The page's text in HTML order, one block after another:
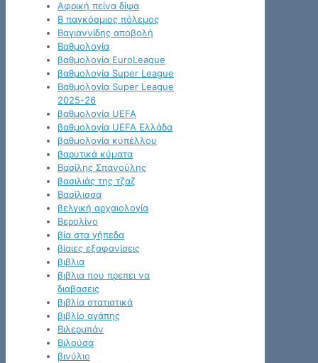
Αφρική πείνα δίψα
Β παγκόσμιος πόλεμος
Βαγιαννίδης αποβολή
Βαθμολογία
βαθμολογία EuroLeague
βαθμολογία Super League
Βαθμολογία Super League
2025-26
βαθμολογία UEFA
βαθμολογία UEFA Ελλάδα
βαθμολογία κυπέλλου
βαρυτικά κύματα
Βασίλης Σπανούλης
βασιλιάς της τζαζ
Βασίλισσα
βελγική αρχαιολογία
Βερολίνο
βία στα γήπεδα
βίαιες εξαφανίσεις
βιβλια
βιβλια που πρεπει να
διαβασεις
βιβλία στατιστικά
βιβλίο αγάπης
Βιλερμπάν
Βιλούσα
βινύλιο